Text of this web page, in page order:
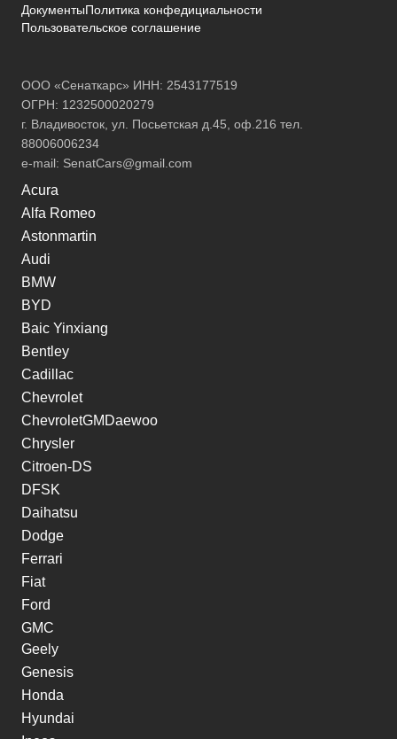
ДокументыПолитика конфедициальности
Пользовательское соглашение
ООО «Сенаткарс» ИНН: 2543177519
ОГРН: 1232500020279
г. Владивосток, ул. Посьетская д.45, оф.216 тел.
88006006234
e-mail: SenatCars@gmail.com
Acura
Alfa Romeo
Astonmartin
Audi
BMW
BYD
Baic Yinxiang
Bentley
Cadillac
Chevrolet
ChevroletGMDaewoo
Chrysler
Citroen-DS
DFSK
Daihatsu
Dodge
Ferrari
Fiat
Ford
GMC
Geely
Genesis
Honda
Hyundai